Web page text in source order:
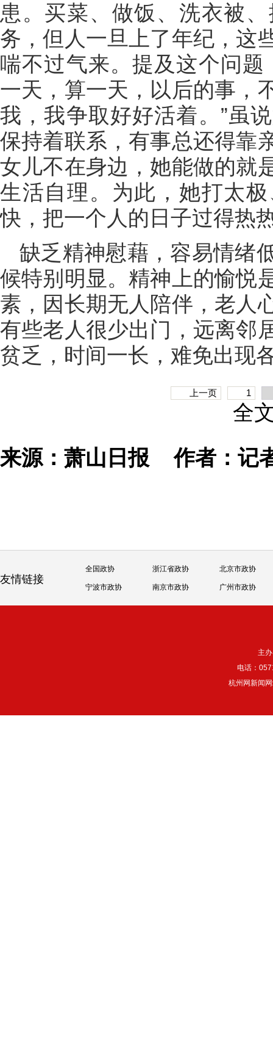
患。买菜、做饭、洗衣被
务，但人一旦上了年纪，这
喘不过气来。提及这个问
一天，算一天，以后的事，
我，我争取好好活着。”虽
保持着联系，有事总还得靠
女儿不在身边，她能做的就
生活自理。为此，她打太
快，把一个人的日子过得热
缺乏精神慰藉，容易情绪
候特别明显。精神上的愉悦
素，因长期无人陪伴，老人
有些老人很少出门，远离邻
贫乏，时间一长，难免出现
上一页 1
全
来源：萧山日报作者：记
友情链接
全国政协 浙江省政协 北京市政协
宁波市政协 南京市政协 广州市政协
主
电话：
杭州网新闻